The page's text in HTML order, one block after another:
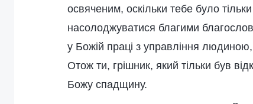
освяченим, оскільки тебе було
насолоджуватися благими
у Божій праці з управління
Отож ти, грішник, який тільки був
Божу спадщину.